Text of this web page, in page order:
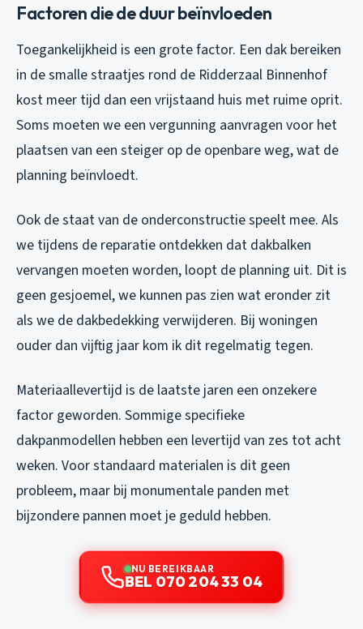
Factoren die de duur beïnvloeden
Toegankelijkheid is een grote factor. Een dak bereiken
in de smalle straatjes rond de Ridderzaal Binnenhof
kost meer tijd dan een vrijstaand huis met ruime oprit.
Soms moeten we een vergunning aanvragen voor het
plaatsen van een steiger op de openbare weg, wat de
planning beïnvloedt.
Ook de staat van de onderconstructie speelt mee. Als
we tijdens de reparatie ontdekken dat dakbalken
vervangen moeten worden, loopt de planning uit. Dit is
geen gesjoemel, we kunnen pas zien wat eronder zit
als we de dakbedekking verwijderen. Bij woningen
ouder dan vijftig jaar kom ik dit regelmatig tegen.
Materiaallevertijd is de laatste jaren een onzekere
factor geworden. Sommige specifieke
dakpanmodellen hebben een levertijd van zes tot acht
weken. Voor standaard materialen is dit geen
probleem, maar bij monumentale panden met
bijzondere pannen moet je geduld hebben.
NU BEREIKBAAR
BEL 070 204 33 04